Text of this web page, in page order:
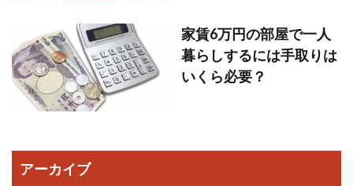
家賃6万円の部屋で一人
暮らしするには手取りは
いくら必要？
アーカイブ